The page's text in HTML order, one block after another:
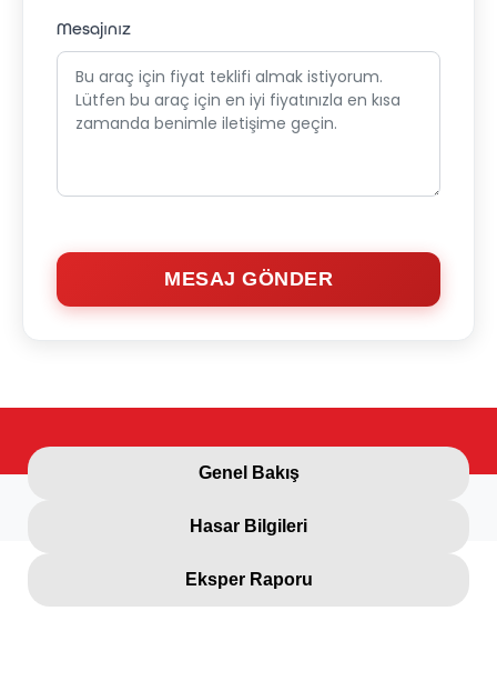
Mesajınız
MESAJ GÖNDER
Genel Bakış
Hasar Bilgileri
Eksper Raporu